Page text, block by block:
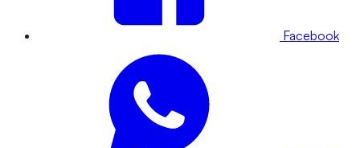
Facebook